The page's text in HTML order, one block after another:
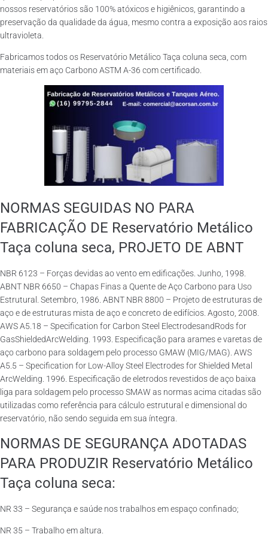
nossos reservatórios são 100% atóxicos e higiênicos, garantindo a
preservação da qualidade da água, mesmo contra a exposição aos raios
ultravioleta.
Fabricamos todos os Reservatório Metálico Taça coluna seca, com
materiais em aço Carbono ASTM A-36 com certificado.
NORMAS SEGUIDAS NO PARA
FABRICAÇÃO DE Reservatório Metálico
Taça coluna seca, PROJETO DE ABNT
NBR 6123 – Forças devidas ao vento em edificações. Junho, 1998.
ABNT NBR 6650 – Chapas Finas a Quente de Aço Carbono para Uso
Estrutural. Setembro, 1986. ABNT NBR 8800 – Projeto de estruturas de
aço e de estruturas mista de aço e concreto de edifícios. Agosto, 2008.
AWS A5.18 – Specification for Carbon Steel ElectrodesandRods for
GasShieldedArcWelding. 1993. Especificação para arames e varetas de
aço carbono para soldagem pelo processo GMAW (MIG/MAG). AWS
A5.5 – Specification for Low-Alloy Steel Electrodes for Shielded Metal
ArcWelding. 1996. Especificação de eletrodos revestidos de aço baixa
liga para soldagem pelo processo SMAW as normas acima citadas são
utilizadas como referência para cálculo estrutural e dimensional do
reservatório, não sendo seguida em sua íntegra.
NORMAS DE SEGURANÇA ADOTADAS
PARA PRODUZIR Reservatório Metálico
Taça coluna seca:
NR 33 – Segurança e saúde nos trabalhos em espaço confinado;
NR 35 – Trabalho em altura.